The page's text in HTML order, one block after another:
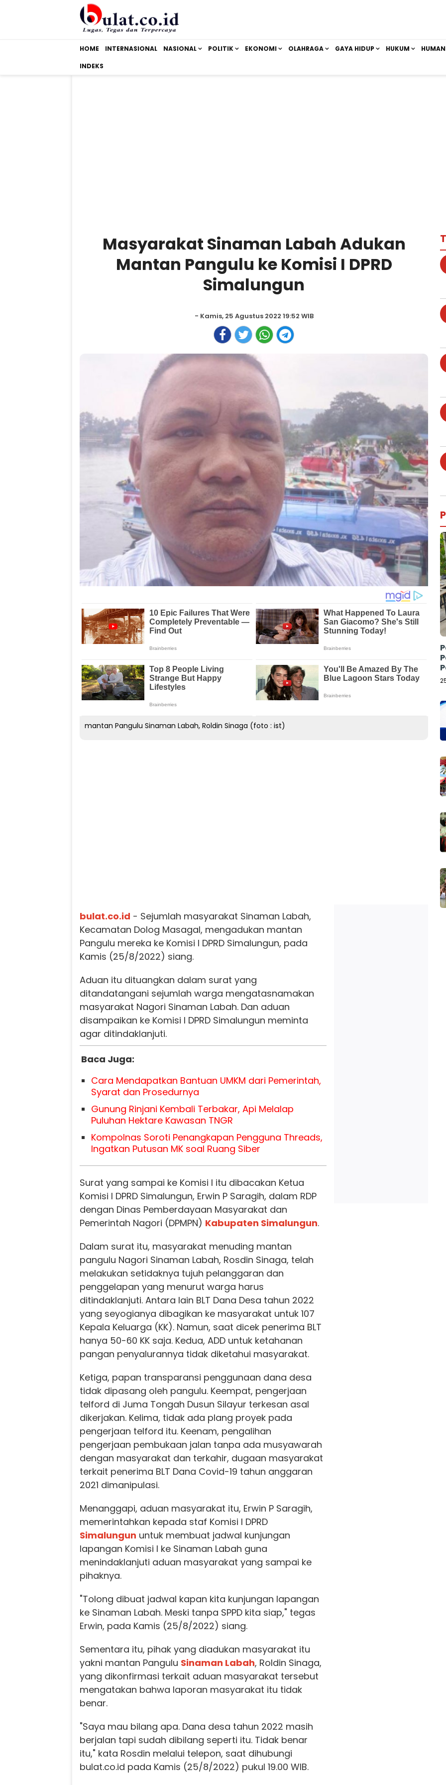
HOME INTERNASIONAL NASIONAL POLITIK EKONOMI OLAHRAGA GAYA HIDUP HUKUM
INDEKS
Masyarakat Sinaman Labah Adukan
Mantan Pangulu ke Komisi I DPRD
Simalungun
- Kamis, 25 Agustus 2022 19:52 WIB
mantan Pangulu Sinaman Labah, Roldin Sinaga (foto : ist)
bulat.co.id - Sejumlah masyarakat Sinaman Labah,
Kecamatan Dolog Masagal, mengadukan mantan
Pangulu mereka ke Komisi I DPRD Simalungun, pada
Kamis (25/8/2022) siang.
Aduan itu dituangkan dalam surat yang
ditandatangani sejumlah warga mengatasnamakan
masyarakat Nagori Sinaman Labah. Dan aduan
disampaikan ke Komisi I DPRD Simalungun meminta
agar ditindaklanjuti.
Baca Juga:
Cara Mendapatkan Bantuan UMKM dari Pemerintah,
Syarat dan Prosedurnya
Gunung Rinjani Kembali Terbakar, Api Melalap
Puluhan Hektare Kawasan TNGR
Kompolnas Soroti Penangkapan Pengguna Threads,
Ingatkan Putusan MK soal Ruang Siber
Surat yang sampai ke Komisi I itu dibacakan Ketua
Komisi I DPRD Simalungun, Erwin P Saragih, dalam RDP
dengan Dinas Pemberdayaan Masyarakat dan
Pemerintah Nagori (DPMPN) Kabupaten Simalungun.
Dalam surat itu, masyarakat menuding mantan
pangulu Nagori Sinaman Labah, Rosdin Sinaga, telah
melakukan setidaknya tujuh pelanggaran dan
penggelapan yang menurut warga harus
ditindaklanjuti. Antara lain BLT Dana Desa tahun 2022
yang seyogianya dibagikan ke masyarakat untuk 107
Kepala Keluarga (KK). Namun, saat dicek penerima BLT
hanya 50-60 KK saja. Kedua, ADD untuk ketahanan
pangan penyalurannya tidak diketahui masyarakat.
Ketiga, papan transparansi penggunaan dana desa
tidak dipasang oleh pangulu. Keempat, pengerjaan
telford di Juma Tongah Dusun Silayur terkesan asal
dikerjakan. Kelima, tidak ada plang proyek pada
pengerjaan telford itu. Keenam, pengalihan
pengerjaan pembukaan jalan tanpa ada musyawarah
dengan masyarakat dan terkahir, dugaan masyarakat
terkait penerima BLT Dana Covid-19 tahun anggaran
2021 dimanipulasi.
Menanggapi, aduan masyarakat itu, Erwin P Saragih,
memerintahkan kepada staf Komisi I DPRD
Simalungun untuk membuat jadwal kunjungan
lapangan Komisi I ke Sinaman Labah guna
menindaklanjuti aduan masyarakat yang sampai ke
pihaknya.
"Tolong dibuat jadwal kapan kita kunjungan lapangan
ke Sinaman Labah. Meski tanpa SPPD kita siap," tegas
Erwin, pada Kamis (25/8/2022) siang.
Sementara itu, pihak yang diadukan masyarakat itu
yakni mantan Pangulu Sinaman Labah, Roldin Sinaga,
yang dikonfirmasi terkait aduan masyarakat tersebut
mengatakan bahwa laporan masyarakat itu tidak
benar.
"Saya mau bilang apa. Dana desa tahun 2022 masih
berjalan tapi sudah dibilang seperti itu. Tidak benar
itu," kata Rosdin melalui telepon, saat dihubungi
bulat.co.id pada Kamis (25/8/2022) pukul 19.00 WIB.